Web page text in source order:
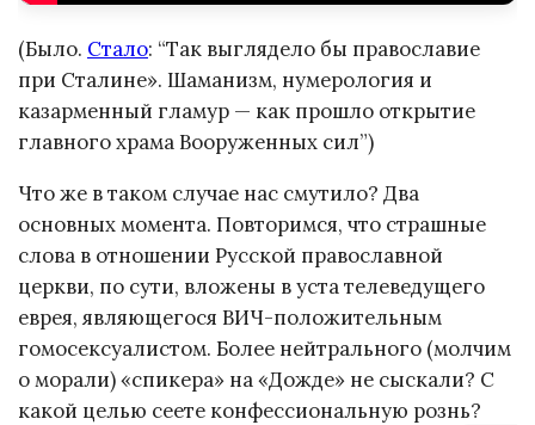
(Было. Стало: “Так выглядело бы православие
при Сталине». Шаманизм, нумерология и
казарменный гламур — как прошло открытие
главного храма Вооруженных сил”)
Что же в таком случае нас смутило? Два
основных момента. Повторимся, что страшные
слова в отношении Русской православной
церкви, по сути, вложены в уста телеведущего
еврея, являющегося ВИЧ-положительным
гомосексуалистом. Более нейтрального (молчим
о морали) «спикера» на «Дожде» не сыскали? С
какой целью сеете конфессиональную рознь?